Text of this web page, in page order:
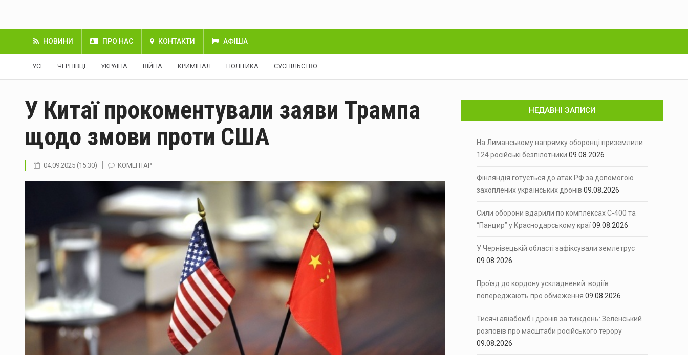
НОВИНИ ПРО НАС КОНТАКТИ АФІША
УСІ ЧЕРНІВЦІ УКРАЇНА ВІЙНА КРИМІНАЛ ПОЛІТИКА СУСПІЛЬСТВО
У Китаї прокоментували заяви Трампа
щодо змови проти США
04.09.2025 (15:30) КОМЕНТАР
НЕДАВНІ ЗАПИСИ
На Лиманському напрямку оборонці приземлили
124 російські безпілотники 09.08.2026
Фінляндія готується до атак РФ за допомогою
захоплених українських дронів 09.08.2026
Сили оборони вдарили по комплексах С-400 та
“Панцир” у Краснодарському краї09.08.2026
У Чернівецькій області зафіксували землетрус
09.08.2026
Проїзд до кордону ускладнений: водіїв
попереджають про обмеження 09.08.2026
Тисячі авіабомб і дронів за тиждень: Зеленський
розповів про масштаби російського терору
09.08.2026